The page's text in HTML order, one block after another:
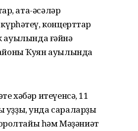
ата-әсәләр
концерттар
ауылында ғәйнә
Ҡуян ауылында
хәбәр итеүенсә, 11
унда сараларҙы
һәм Мәҙәниәт